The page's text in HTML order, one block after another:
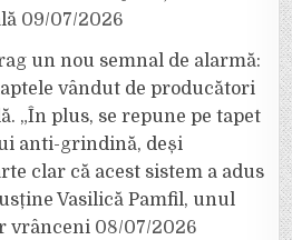
09/07/2026
un nou semnal de alarmă:
vândut de producători
„În plus, se repune pe tapet
anti-grindină, deși
clar că acest sistem a adus
Vasilică Pamfil, unul
vrânceni 08/07/2026